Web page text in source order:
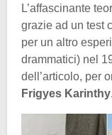
L’affascinante
grazie ad un test
per un altro
drammatici) nel
dell’articolo, per
Frigyes Karinthy.